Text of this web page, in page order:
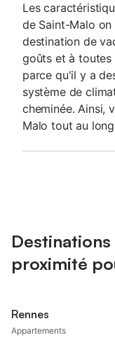
Les
de Saint-Malo
destination de
goûts et à toutes
parce qu'il y a
système de
cheminée. Ainsi,
Malo tout au
Destinations
proximité
Rennes
Appartements